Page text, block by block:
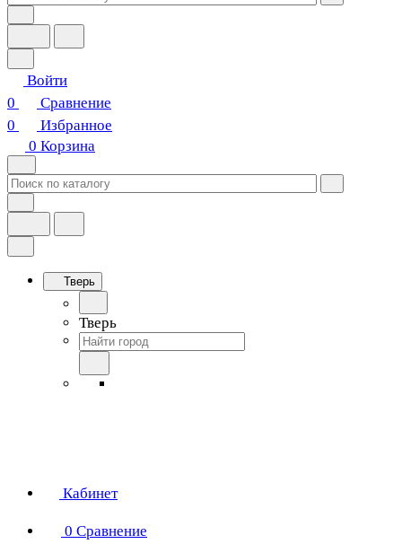
Войти
0
Сравнение
0
Избранное
0 Корзина
Тверь
Тверь
Кабинет
0 Сравнение